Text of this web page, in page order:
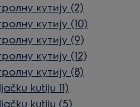
кутију (2)
кутију (10)
кутију (9)
кутију (12)
кутију (8)
kutiju 11)
kutiju (5)